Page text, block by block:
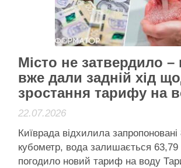
голови КМВА, …
Читати даліАктивісти району
Місто не затвердило –
вже дали задній хід
зростання тарифу на
22.07.2026
Київрада відхилила
кубометр, вода залишається 63,79
погодило новий тариф на воду